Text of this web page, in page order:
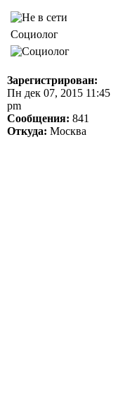
Социолог
Зарегистрирован:
Пн дек 07, 2015 11:45
pm
Сообщения: 841
Откуда: Москва